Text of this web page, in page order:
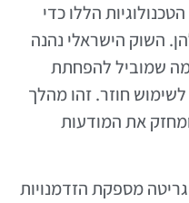
הללו כדי
השוק הישראלי נהנה
מה שמוביל להפחתת
חוזר. זהו מהלך
את המודעות
מספקת הזדמנויות